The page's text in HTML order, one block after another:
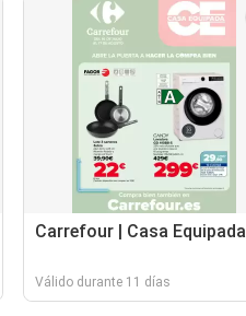
Carrefour | Casa Equipada
Válido durante 11 días